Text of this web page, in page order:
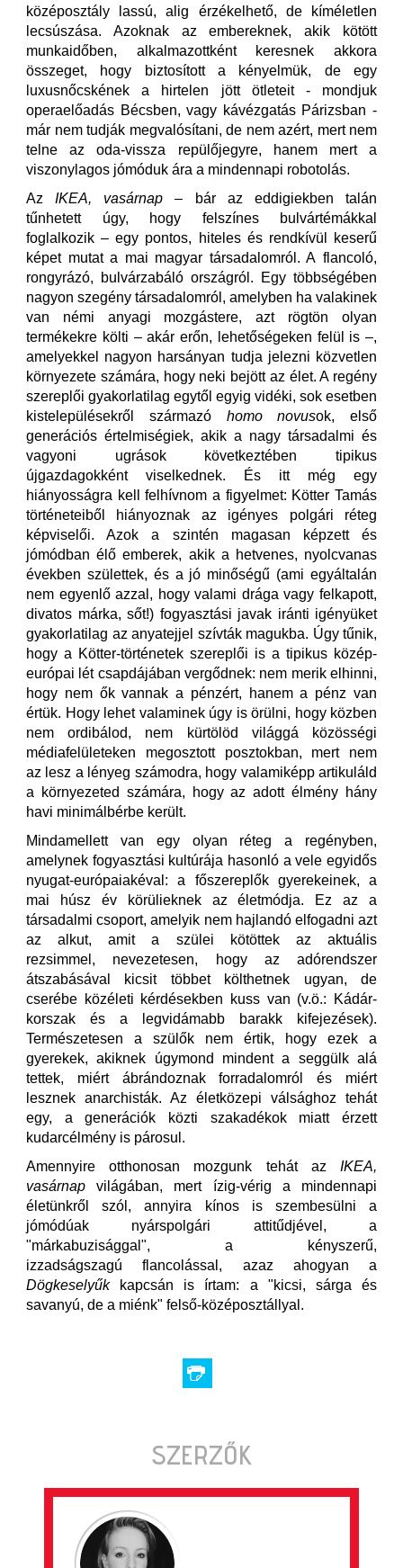
középosztály lassú, alig érzékelhető, de kíméletlen
lecsúszása. Azoknak az embereknek, akik kötött
munkaidőben, alkalmazottként keresnek akkora
összeget, hogy biztosított a kényelmük, de egy
luxusnőcskének a hirtelen jött ötleteit - mondjuk
operaelőadás Bécsben, vagy kávézgatás Párizsban -
már nem tudják megvalósítani, de nem azért, mert nem
telne az oda-vissza repülőjegyre, hanem mert a
viszonylagos jómóduk ára a mindennapi robotolás.
AzIKEA, vasárnap – bár az eddigiekben talán
tűnhetett úgy, hogy felszínes bulvártémákkal
foglalkozik – egy pontos, hiteles és rendkívül keserű
képet mutat a mai magyar társadalomról. A flancoló,
rongyrázó, bulvárzabáló országról. Egy többségében
nagyon szegény társadalomról, amelyben ha valakinek
van némi anyagi mozgástere, azt rögtön olyan
termékekre költi – akár erőn, lehetőségeken felül is –,
amelyekkel nagyon harsányan tudja jelezni közvetlen
környezete számára, hogy neki bejött az élet. A regény
szereplői gyakorlatilag egytől egyig vidéki, sok esetben
kistelepülésekről származó homo novusok, első
generációs értelmiségiek, akik a nagy társadalmi és
vagyoni ugrások következtében tipikus
újgazdagokként viselkednek. És itt még egy
hiányosságra kell felhívnom a figyelmet: Kötter Tamás
történeteiből hiányoznak az igényes polgári réteg
képviselői. Azok a szintén magasan képzett és
jómódban élő emberek, akik a hetvenes, nyolcvanas
években születtek, és a jó minőségű (ami egyáltalán
nem egyenlő azzal, hogy valami drága vagy felkapott,
divatos márka, sőt!) fogyasztási javak iránti igényüket
gyakorlatilag az anyatejjel szívták magukba. Úgy tűnik,
hogy a Kötter-történetek szereplői is a tipikus közép-
európai lét csapdájában vergődnek: nem merik elhinni,
hogy nem ők vannak a pénzért, hanem a pénz van
értük. Hogy lehet valaminek úgy is örülni, hogy közben
nem ordibálod, nem kürtölöd világgá közösségi
médiafelületeken megosztott posztokban, mert nem
az lesz a lényeg számodra, hogy valamiképp artikuláld
a környezeted számára, hogy az adott élmény hány
havi minimálbérbe került.
Mindamellett van egy olyan réteg a regényben,
amelynek fogyasztási kultúrája hasonló a vele egyidős
nyugat-európaiakéval: a főszereplők gyerekeinek, a
mai húsz év körülieknek az életmódja. Ez az a
társadalmi csoport, amelyik nem hajlandó elfogadni azt
az alkut, amit a szülei kötöttek az aktuális
rezsimmel, nevezetesen, hogy az adórendszer
átszabásával kicsit többet költhetnek ugyan, de
cserébe közéleti kérdésekben kuss van (v.ö.: Kádár-
korszak és a legvidámabb barakk kifejezések).
Természetesen a szülők nem értik, hogy ezek a
gyerekek, akiknek úgymond mindent a seggülk alá
tettek, miért ábrándoznak forradalomról és miért
lesznek anarchisták. Az életközepi válsághoz tehát
egy, a generációk közti szakadékok miatt érzett
kudarcélmény is párosul.
Amennyire otthonosan mozgunk tehát az IKEA,
vasárnapvilágában, mert ízig-vérig a mindennapi
életünkről szól, annyira kínos is szembesülni a
jómódúak nyárspolgári attitűdjével, a
"márkabuzisággal", a kényszerű,
izzadságszagú flancolással, azaz ahogyan a
Dögkeselyűkkapcsán is írtam: a "kicsi, sárga és
savanyú, de a miénk" felső-középosztállyal.
SZERZŐK